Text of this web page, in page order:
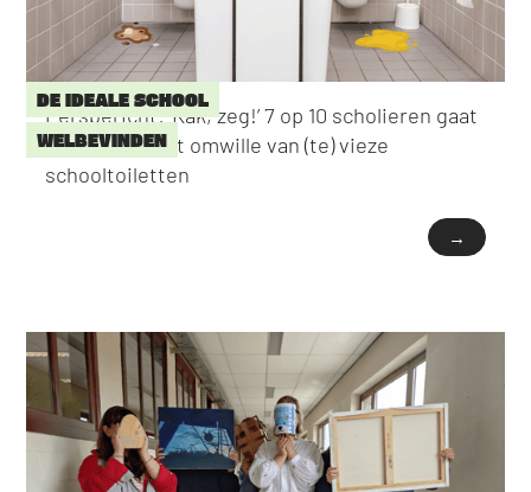
DE IDEALE SCHOOL
WELBEVINDEN
Persbericht: ‘Kak, zeg!’ 7 op 10 scholieren gaat
niet naar toilet omwille van (te) vieze
schooltoiletten
→